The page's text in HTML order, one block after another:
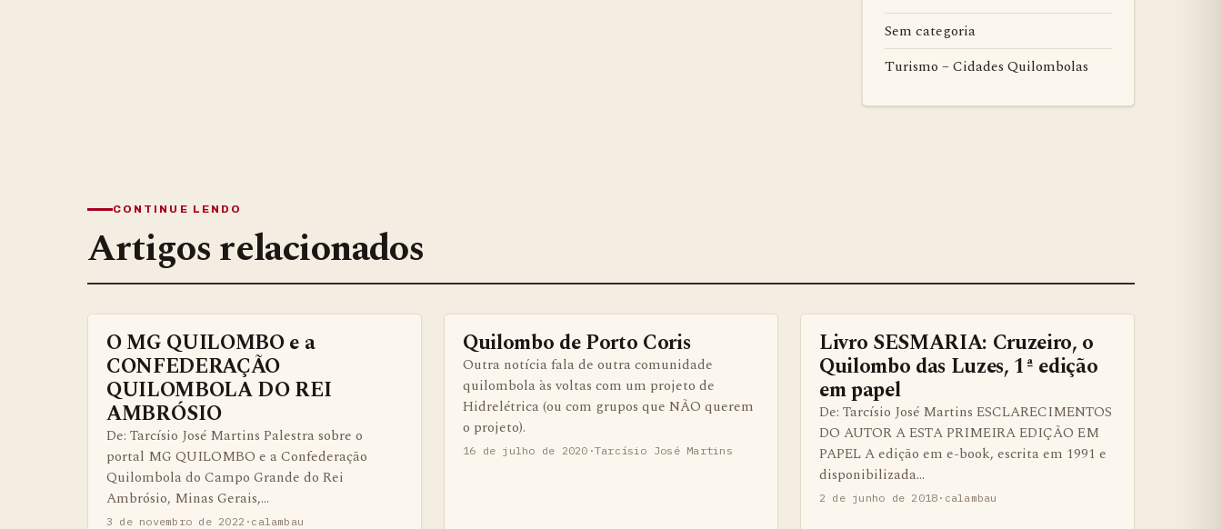
Sem categoria
Turismo – Cidades Quilombolas
CONTINUE LENDO
Artigos relacionados
BENS QUILOMBOLAS MATERIAS E IMATERIAIS
O MG QUILOMBO e a
CONFEDERAÇÃO
QUILOMBOLA DO REI
AMBRÓSIO
De: Tarcísio José Martins Palestra sobre o
portal MG QUILOMBO e a Confederação
Quilombola do Campo Grande do Rei
Ambrósio, Minas Gerais,…
3 de novembro de 2022 · calambau
BENS QUILOMBOLAS MATERIAS E IMATERIAIS
Quilombo de Porto Coris
Outra notícia fala de outra comunidade
quilombola às voltas com um projeto de
Hidrelétrica (ou com grupos que NÃO querem
o projeto).
16 de julho de 2020 ·Tarcísio José Martins
BENS QUILOMBOLAS MATERIAS E IMATERIAIS
Livro SESMARIA: Cruzeiro, o
Quilombo das Luzes, 1ª edição
em papel
De: Tarcísio José Martins ESCLARECIMENTOS
DO AUTOR A ESTA PRIMEIRA EDIÇÃO EM
PAPEL A edição em e-book, escrita em 1991 e
disponibilizada…
2 de junho de 2018 · calambau